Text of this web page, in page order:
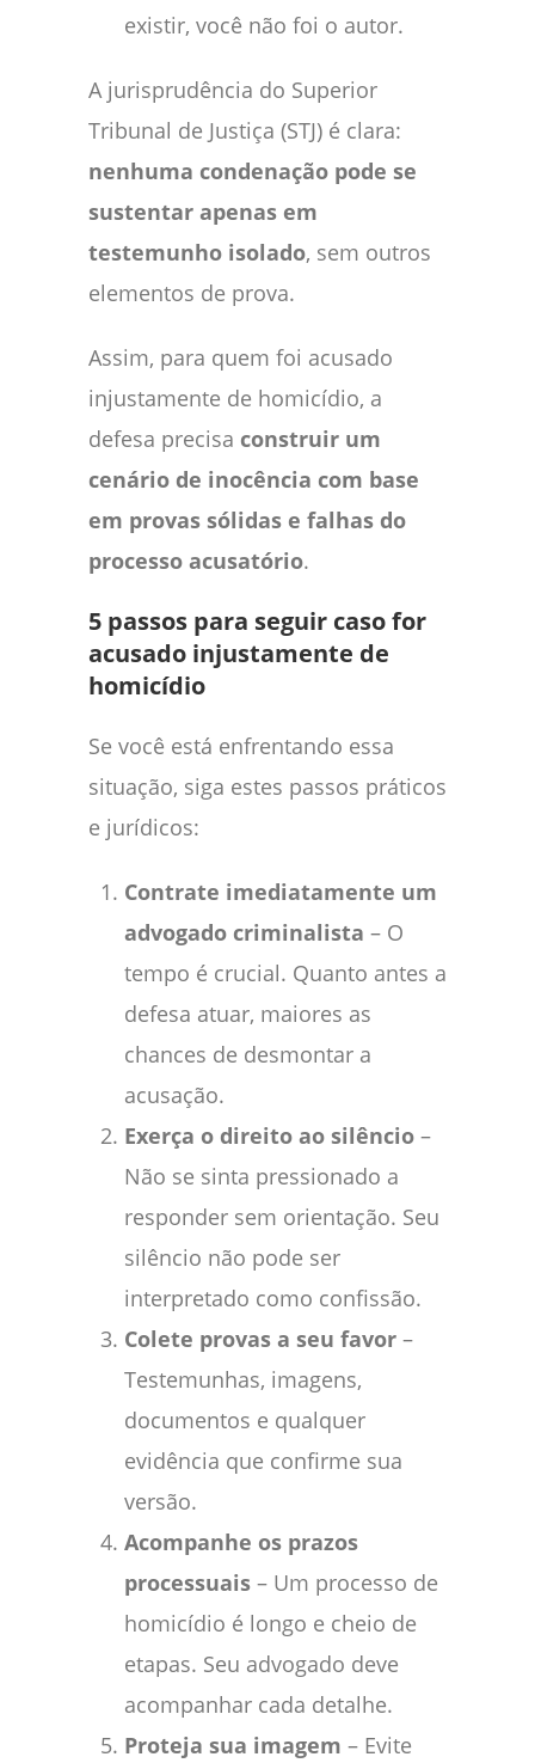
existir, você não foi o autor.
A jurisprudência do Superior
Tribunal de Justiça (STJ) é clara:
nenhuma condenação pode se
sustentar apenas em
testemunho isolado, sem outros
elementos de prova.
Assim, para quem foi acusado
injustamente de homicídio, a
defesa precisa construir um
cenário de inocência com base
em provas sólidas e falhas do
processo acusatório.
5 passos para seguir caso for
acusado injustamente de
homicídio
Se você está enfrentando essa
situação, siga estes passos práticos
e jurídicos:
Contrate imediatamente um
advogado criminalista – O
tempo é crucial. Quanto antes a
defesa atuar, maiores as
chances de desmontar a
acusação.
Exerça o direito ao silêncio –
Não se sinta pressionado a
responder sem orientação. Seu
silêncio não pode ser
interpretado como confissão.
Colete provas a seu favor –
Testemunhas, imagens,
documentos e qualquer
evidência que confirme sua
versão.
Acompanhe os prazos
processuais – Um processo de
homicídio é longo e cheio de
etapas. Seu advogado deve
acompanhar cada detalhe.
Proteja sua imagem – Evite